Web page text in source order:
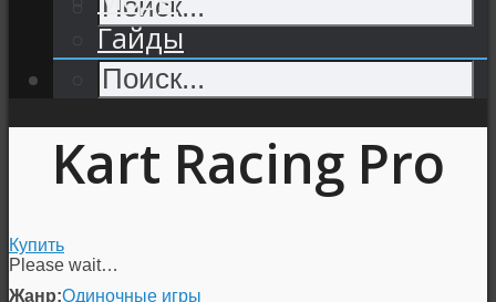
Гайды
Kart Racing Pro
Купить
Please wait…
Жанр:Одиночные игры